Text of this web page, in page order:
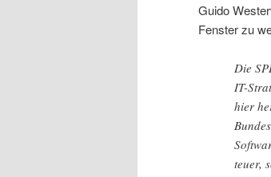
Guido
Fenster zu
Die
IT-
hier
teuer,